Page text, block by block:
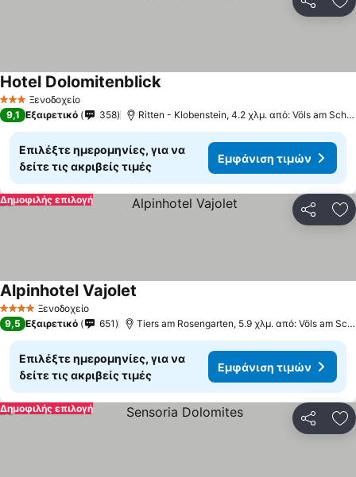
3 ΑστέριαΞενοδοχείο
Hotel Dolomitenblick
9,1 Εξαιρετικό 358 Ritten - Klobenstein, 4.2 χλμ. από: Völs am Schlern
Επιλέξτε ημερομηνίες, για να
δείτε τις ακριβείς τιμές
Εμφάνιση τιμών
Δημοφιλής επιλογή
4 ΑστέριαΞενοδοχείο
Alpinhotel Vajolet
9,5 Εξαιρετικό 651 Tiers am Rosengarten, 5.9 χλμ. από: Völs am Schlern
Επιλέξτε ημερομηνίες, για να
δείτε τις ακριβείς τιμές
Εμφάνιση τιμών
Δημοφιλής επιλογή